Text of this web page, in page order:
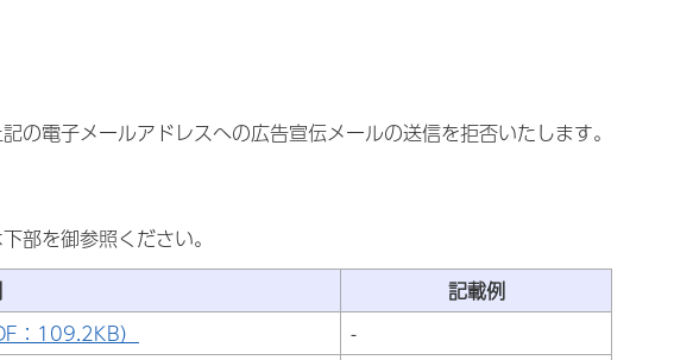
電子メールアドレスへの広告宣伝メールの送信を拒否いたします。
部を御参照ください。
記載例
：109.2KB） -